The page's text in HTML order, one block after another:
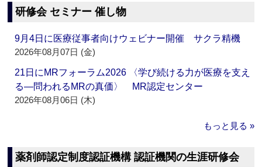
研修会 セミナー 催し物
9月4日に医療従事者向けウェビナー開催 サクラ精機
2026年08月07日 (金)
21日にMRフォーラム2026 〈学び続ける力が医療を支え
る―問われるMRの真価〉 MR認定センター
2026年08月06日 (木)
もっと見る »
薬剤師認定制度認証機構 認証機関の生涯研修会